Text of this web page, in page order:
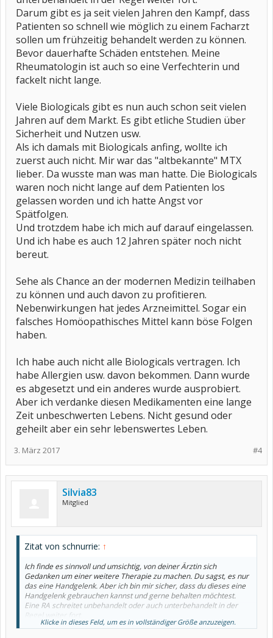
Darum gibt es ja seit vielen Jahren den Kampf, dass
Patienten so schnell wie möglich zu einem Facharzt
sollen um frühzeitig behandelt werden zu können.
Bevor dauerhafte Schäden entstehen. Meine
Rheumatologin ist auch so eine Verfechterin und
fackelt nicht lange.
Viele Biologicals gibt es nun auch schon seit vielen
Jahren auf dem Markt. Es gibt etliche Studien über
Sicherheit und Nutzen usw.
Als ich damals mit Biologicals anfing, wollte ich
zuerst auch nicht. Mir war das "altbekannte" MTX
lieber. Da wusste man was man hatte. Die Biologicals
waren noch nicht lange auf dem Patienten los
gelassen worden und ich hatte Angst vor
Spätfolgen.
Und trotzdem habe ich mich auf darauf eingelassen.
Und ich habe es auch 12 Jahren später noch nicht
bereut.
Sehe als Chance an der modernen Medizin teilhaben
zu können und auch davon zu profitieren.
Nebenwirkungen hat jedes Arzneimittel. Sogar ein
falsches Homöopathisches Mittel kann böse Folgen
haben.
Ich habe auch nicht alle Biologicals vertragen. Ich
habe Allergien usw. davon bekommen. Dann wurde
es abgesetzt und ein anderes wurde ausprobiert.
Aber ich verdanke diesen Medikamenten eine lange
Zeit unbeschwerten Lebens. Nicht gesund oder
geheilt aber ein sehr lebenswertes Leben.
#4
3. März 2017
Silvia83
Mitglied
Zitat von schnurrie: ↑
Ich finde es sinnvoll und umsichtig, von deiner Ärztin sich
Gedanken um einer weitere Therapie zu machen. Du sagst, es nur
das eine Handgelenk. Aber ich bin mir sicher, dass du dieses eine
Handgelenk gebrauchen kannst und gerne behalten möchtest.
Eine RA schreitet unbehandelt oder auch unterbehandelt in der
Regel weiter fort.
Darum gibt es ja seit vielen Jahren den Kampf, dass Patienten so
Klicke in dieses Feld, um es in vollständiger Größe anzuzeigen.